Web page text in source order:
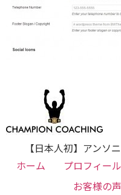
【日本人初】アンソ
ホーム
プロフィール
お客様の声